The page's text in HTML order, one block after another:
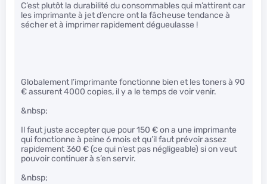
C’est plutôt la durabilité du consommables qui m’attirent car
les imprimante à jet d’encre ont la fâcheuse tendance à
sécher et à imprimer rapidement dégueulasse !
Globalement l’imprimante fonctionne bien et les toners à 90
€ assurent 4000 copies, il y a le temps de voir venir.
&nbsp;
Il faut juste accepter que pour 150 € on a une imprimante
qui fonctionne à peine 6 mois et qu’il faut prévoir assez
rapidement 360 € (ce qui n’est pas négligeable) si on veut
pouvoir continuer à s’en servir.
&nbsp;